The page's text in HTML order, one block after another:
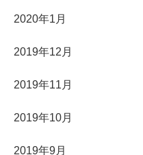
2020年1月
2019年12月
2019年11月
2019年10月
2019年9月